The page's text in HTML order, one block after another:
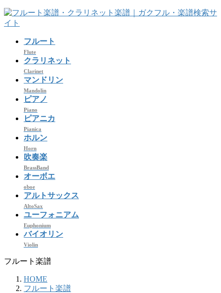
コ
ン
ナ
ビ
フルート
Flute
クラリネット
Clarinet
マンドリン
Mandolin
ピアノ
Piano
ピアニカ
Pianica
ホルン
Horn
吹奏楽
BrassBand
オーボエ
oboe
アルトサックス
AltoSax
ユーフォニアム
Euphonium
バイオリン
Violin
フルート楽譜
HOME
フルート楽譜